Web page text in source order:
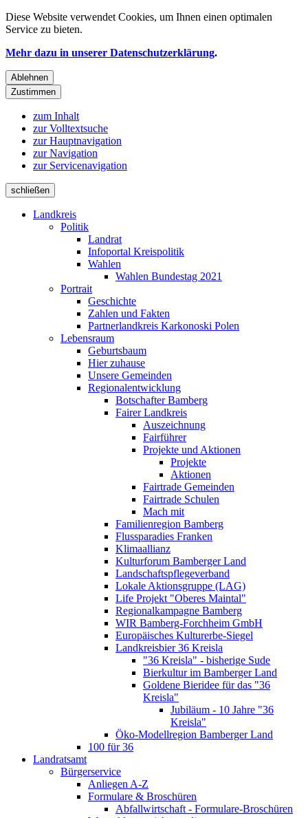
Diese Website verwendet Cookies, um Ihnen einen optimalen
Service zu bieten.
Mehr dazu in unserer Datenschutzerklärung.
Ablehnen
Zustimmen
zum Inhalt
zur Volltextsuche
zur Hauptnavigation
zur Navigation
zur Servicenavigation
schließen
Landkreis
Politik
Landrat
Infoportal Kreispolitik
Wahlen
Wahlen Bundestag 2021
Portrait
Geschichte
Zahlen und Fakten
Partnerlandkreis Karkonoski Polen
Lebensraum
Geburtsbaum
Hier zuhause
Unsere Gemeinden
Regionalentwicklung
Botschafter Bamberg
Fairer Landkreis
Auszeichnung
Fairführer
Projekte und Aktionen
Projekte
Aktionen
Fairtrade Gemeinden
Fairtrade Schulen
Mach mit
Familienregion Bamberg
Flussparadies Franken
Klimaallianz
Kulturforum Bamberger Land
Landschaftspflegeverband
Lokale Aktionsgruppe (LAG)
Life Projekt "Oberes Maintal"
Regionalkampagne Bamberg
WIR Bamberg-Forchheim GmbH
Europäisches Kulturerbe-Siegel
Landkreisbier 36 Kreisla
"36 Kreisla" - bisherige Sude
Bierkultur im Bamberger Land
Goldene Bieridee für das "36
Kreisla"
Jubiläum - 10 Jahre "36
Kreisla"
Öko-Modellregion Bamberger Land
100 für 36
Landratsamt
Bürgerservice
Anliegen A-Z
Formulare & Broschüren
Abfallwirtschaft - Formulare-Broschüren